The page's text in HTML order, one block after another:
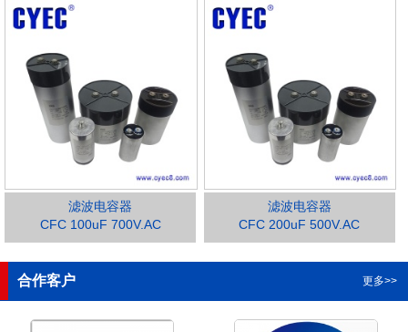
滤波电容器
CFC 100uF 700V.AC
滤波电容器
CFC 200uF 500V.AC
合作客户 更多>>